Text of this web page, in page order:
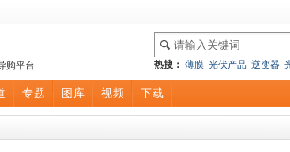
热搜： 薄膜 光伏产品 逆变器
购平台
专题 图库 视频 下载